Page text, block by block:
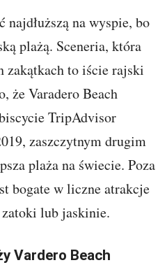
na wyspie, bo
plażą. Sceneria, która
zakątkach to iście rajski
że Varadero Beach
TripAdvisor
zaszczytnym drugim
plaża na świecie. Poza
bogate w liczne atrakcje
lub jaskinie.
Vardero Beach